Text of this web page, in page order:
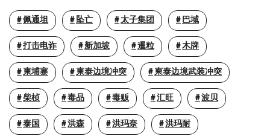
佩通坦 坠亡 太子集团 巴域
打击电诈 新加坡 暹粒 木牌
柬埔寨 柬泰边境冲突 柬泰边境武装冲突
柴桢 毒品 毒贩 汇旺 波贝
泰国 洪森 洪玛奈 洪玛耐